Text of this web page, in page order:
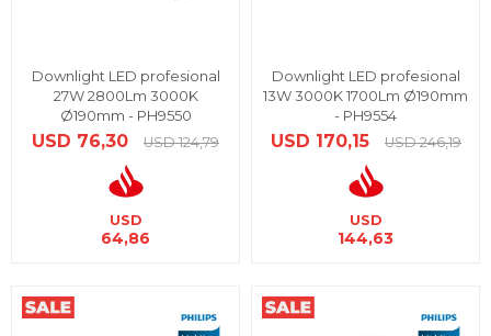
Downlight LED profesional
27W 2800Lm 3000K
Ø190mm - PH9550
USD 76,30 USD 124,79
USD
64,86
Downlight LED profesional
13W 3000K 1700Lm Ø190mm
- PH9554
USD 170,15 USD 246,19
USD
144,63